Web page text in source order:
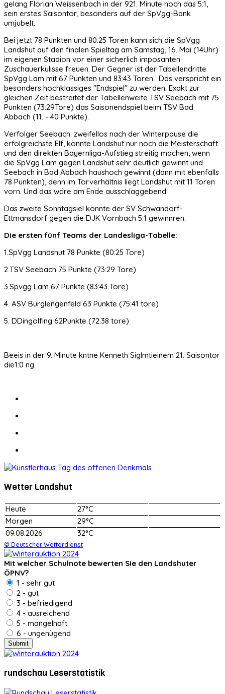
gelang Florian Weissenbach in der 921. Minute noch das 5:1,
sein erstes Saisontor, besonders auf der SpVgg-Bank
umjubelt.
Bei jetzt 78 Punkten und 80:25 Toren kann sich die SpVgg
Landshut auf den finalen Spieltag am Samstag, 16. Mai (14Uhr)
im eigenen Stadion vor einer sicherlich imposanten
Zuschauerkulisse freuen. Der Gegner ist der Tabellendritte
SpVgg Lam mit 67 Punkten und 83:43 Toren. Das verspricht ein
besonders hochklassiges "Endspiel" zu werden. Exakt zur
gleichen Zeit bestreitet der Tabellenweite TSV Seebach mit 75
Punkten (73:29Tore) das Saisonendspiel beim TSV Bad
Abbach (11. - 40 Punkte).
Verfolger Seebach. zweifellos nach der Winterpause die
erfolgreichste Elf, könnte Landshut nur noch die Meisterschaft
und den direkten Bayernliga-Aufstieg streitig machen, wenn
die SpVgg Lam gegen Landshut sehr deutlich gewinnt und
Seebach in Bad Abbach haushoch gewinnt (dann mit ebenfalls
78 Punkten), denn im Torverhältnis liegt Landshut mit 11 Toren
vorn. Und das wäre am Ende ausschlaggebend.
Das zweite Sonntagsiel konnte der SV Schwandorf-
Ettmansdorf gegen die DJK Vornbach 5:1 gewinnren.
Die ersten fünf Teams der Landesliga-Tabelle:
1.SpVgg Landshut 78 Punkte (80:25 Tore)
2.TSV Seebach 75 Punkte (73:29 Tore)
3.Spvgg Lam 67 Punkte (83:43 Tore)
4. ASV Burglengenfeld 63 Punkte (75:41 tore)
5. DDingolfing 62Punkte (72:38 tore)
Beeis in der 9. Minute kntne Kenneth Siglmtieinem 21. Saisontor
die1:0 ng
Wetter Landshut
Heute
27°C
Morgen
29°C
09.08.2026
32°C
© Deutscher Wetterdienst
Mit welcher Schulnote bewerten Sie den Landshuter
ÖPNV?
1 - sehr gut
2 - gut
3 - befriedigend
4 - ausreichend
5 - mangelhaft
6 - ungenügend
rundschau Leserstatistik